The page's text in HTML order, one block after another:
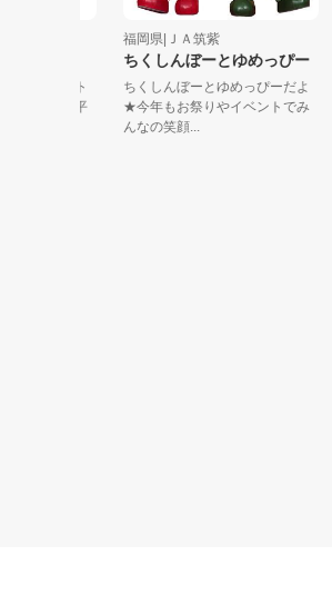
福岡県|ＪＡ筑紫
ちくしんぼーとゆめっぴー
ちくしんぼーとゆめっぴーだよ
★今年もお祭りやイベントでみ
んなの笑顔...